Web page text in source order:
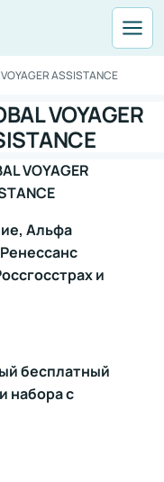
ASSISTANCE
VOYAGER
VOYAGER
Альфа
и
бесплатный
набора с